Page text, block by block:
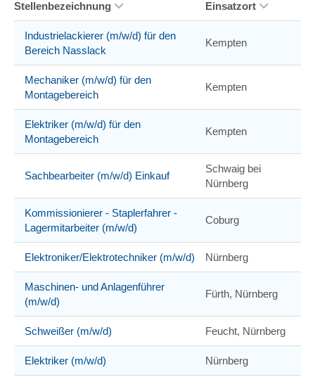
Stellenbezeichnung Einsatzort
Industrielackierer (m/w/d) für den
Bereich Nasslack
Kempten
Mechaniker (m/w/d) für den
Montagebereich
Kempten
Elektriker (m/w/d) für den
Montagebereich
Kempten
Sachbearbeiter (m/w/d) Einkauf
Schwaig bei
Nürnberg
Kommissionierer - Staplerfahrer -
Lagermitarbeiter (m/w/d)
Coburg
Elektroniker/Elektrotechniker (m/w/d) Nürnberg
Maschinen- und Anlagenführer
(m/w/d)
Fürth, Nürnberg
Schweißer (m/w/d) Feucht, Nürnberg
Elektriker (m/w/d) Nürnberg